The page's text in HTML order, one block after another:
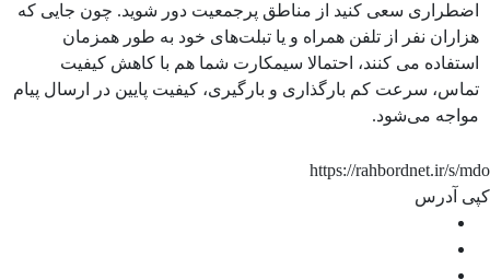
اضطراری سعی کنید از مناطق پرجمعیت دور شوید. چون جایی که
هزاران نفر از تلفن همراه و یا تبلت‌های خود به طور همزمان
استفاده می کنند، احتمالا سیمکارت شما هم با کاهش کیفیت
تماس، سرعت کم بارگذاری و بارگیری، کیفیت پایین در ارسال پیام
مواجه می‌شود.
https://rahbordnet.ir/s/mdo
کپی آدرس